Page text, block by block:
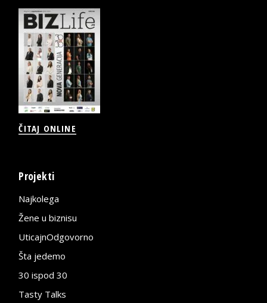
ČITAJ ONLINE
Projekti
Najkolega
Žene u biznisu
UticajnOdgovorno
Šta jedemo
30 ispod 30
Tasty Talks